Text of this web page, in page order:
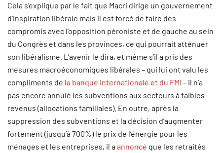
Cela s’explique par le fait que Macri dirige un gouvernement
d’inspiration libérale mais il est forcé de faire des
compromis avec l’opposition péroniste et de gauche au sein
du Congrès et dans les provinces, ce qui pourrait atténuer
son libéralisme. L’avenir le dira, et même s’il a pris des
mesures macroéconomiques libérales – qui lui ont valu les
compliments de la banque internationale et du FMI – il n’a
pas encore annulé les subventions aux secteurs à faibles
revenus (allocations familiales). En outre, après la
suppression des subventions et la décision d’augmenter
fortement (jusqu’à 700%) le prix de l’énergie pour les
ménages et les entreprises, il a annoncé que les retraités